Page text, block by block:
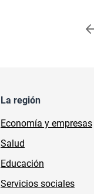
La región
Economía y empresas
Salud
Educación
Servicios sociales